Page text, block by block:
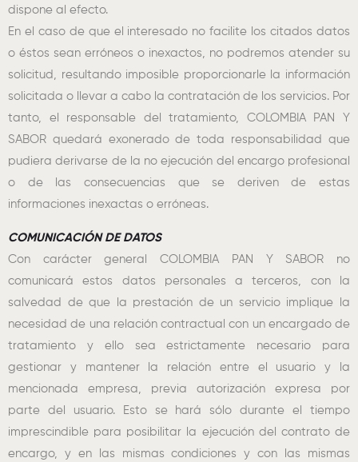
dispone al efecto.
En el caso de que el interesado no facilite los citados datos
o éstos sean erróneos o inexactos, no podremos atender su
solicitud, resultando imposible proporcionarle la información
solicitada o llevar a cabo la contratación de los servicios. Por
tanto, el responsable del tratamiento, COLOMBIA PAN Y
SABOR quedará exonerado de toda responsabilidad que
pudiera derivarse de la no ejecución del encargo profesional
o de las consecuencias que se deriven de estas
informaciones inexactas o erróneas.
COMUNICACIÓN DE DATOS
Con carácter general COLOMBIA PAN Y SABOR no
comunicará estos datos personales a terceros, con la
salvedad de que la prestación de un servicio implique la
necesidad de una relación contractual con un encargado de
tratamiento y ello sea estrictamente necesario para
gestionar y mantener la relación entre el usuario y la
mencionada empresa, previa autorización expresa por
parte del usuario. Esto se hará sólo durante el tiempo
imprescindible para posibilitar la ejecución del contrato de
encargo, y en las mismas condiciones y con las mismas